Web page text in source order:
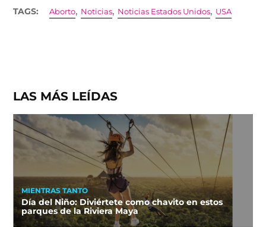
TAGS: Aborto, Noticias, Noticias Estados Unidos, USA
LAS MÁS LEÍDAS
MIENTRAS TANTO
Día del Niño: Diviértete como chavito en estos
parques de la Riviera Maya